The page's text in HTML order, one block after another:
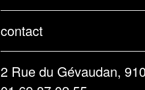
contact
2 Rue du Gévaudan,